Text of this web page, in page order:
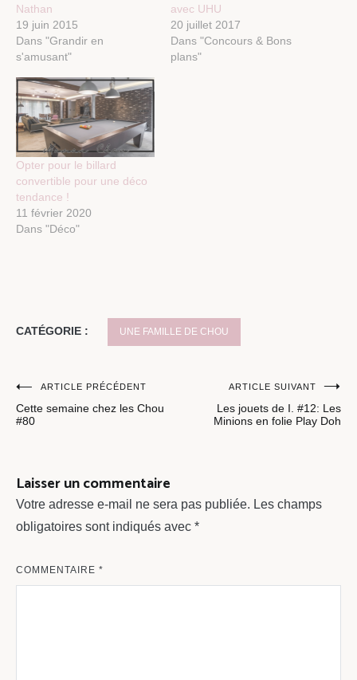
Nathan
19 juin 2015
Dans "Grandir en
s'amusant"
avec UHU
20 juillet 2017
Dans "Concours & Bons
plans"
Opter pour le billard
convertible pour une déco
tendance !
11 février 2020
Dans "Déco"
CATÉGORIE : UNE FAMILLE DE CHOU
Navigation
de
ARTICLE PRÉCÉDENT
Cette semaine chez les Chou
#80
ARTICLE SUIVANT
Les jouets de I. #12: Les
Minions en folie Play Doh
Laisser un commentaire
Votre adresse e-mail ne sera pas publiée. Les champs
obligatoires sont indiqués avec *
COMMENTAIRE *